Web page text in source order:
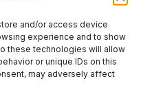
and/or access device
experience and to show
these technologies will allow
or unique IDs on this
may adversely affect